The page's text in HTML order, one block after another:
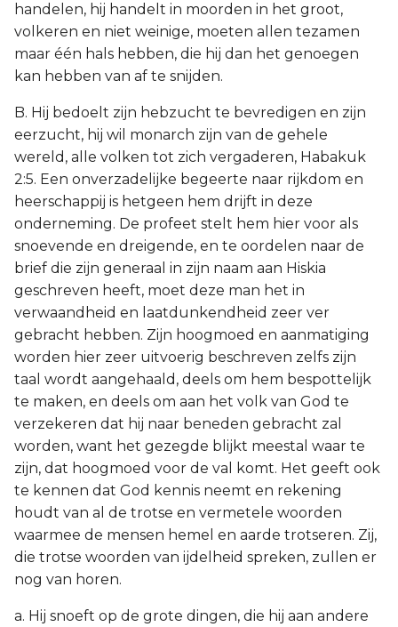
handelen, hij handelt in moorden in het groot,
volkeren en niet weinige, moeten allen tezamen
maar één hals hebben, die hij dan het genoegen
kan hebben van af te snijden.
B. Hij bedoelt zijn hebzucht te bevredigen en zijn
eerzucht, hij wil monarch zijn van de gehele
wereld, alle volken tot zich vergaderen, Habakuk
2:5. Een onverzadelijke begeerte naar rijkdom en
heerschappij is hetgeen hem drijft in deze
onderneming. De profeet stelt hem hier voor als
snoevende en dreigende, en te oordelen naar de
brief die zijn generaal in zijn naam aan Hiskia
geschreven heeft, moet deze man het in
verwaandheid en laatdunkendheid zeer ver
gebracht hebben. Zijn hoogmoed en aanmatiging
worden hier zeer uitvoerig beschreven zelfs zijn
taal wordt aangehaald, deels om hem bespottelijk
te maken, en deels om aan het volk van God te
verzekeren dat hij naar beneden gebracht zal
worden, want het gezegde blijkt meestal waar te
zijn, dat hoogmoed voor de val komt. Het geeft ook
te kennen dat God kennis neemt en rekening
houdt van al de trotse en vermetele woorden
waarmee de mensen hemel en aarde trotseren. Zij,
die trotse woorden van ijdelheid spreken, zullen er
nog van horen.
a. Hij snoeft op de grote dingen, die hij aan andere